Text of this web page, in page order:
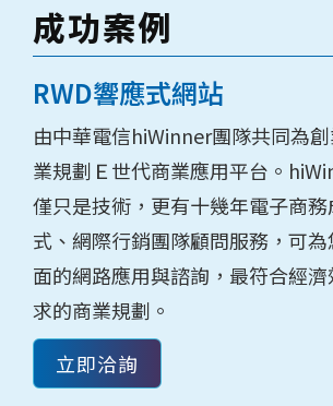
成功案例
RWD響應式網站
由中華電信hiWinner團隊共同為
業規劃Ｅ世代商業應用平台。
僅只是技術，更有十幾年電子商
式、網際行銷團隊顧問服務，可為
面的網路應用與諮詢，最符合經
求的商業規劃。
立即洽詢